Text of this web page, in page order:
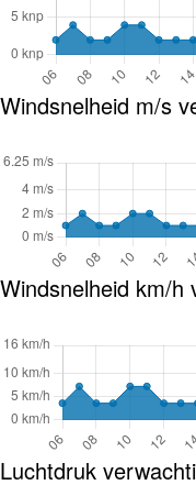
Windsnelheid m/s
Windsnelheid km/h
Luchtdruk